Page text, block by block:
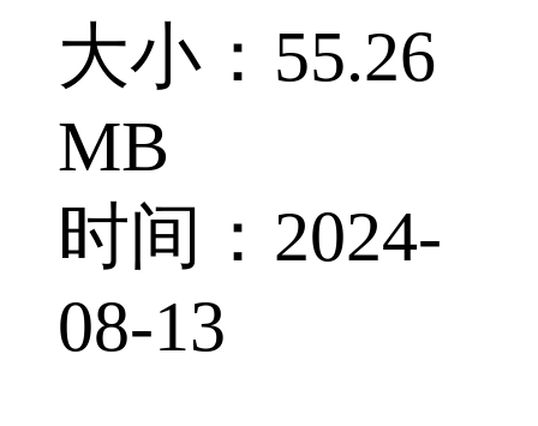
大小：55.26
MB
时间：2024-
08-13